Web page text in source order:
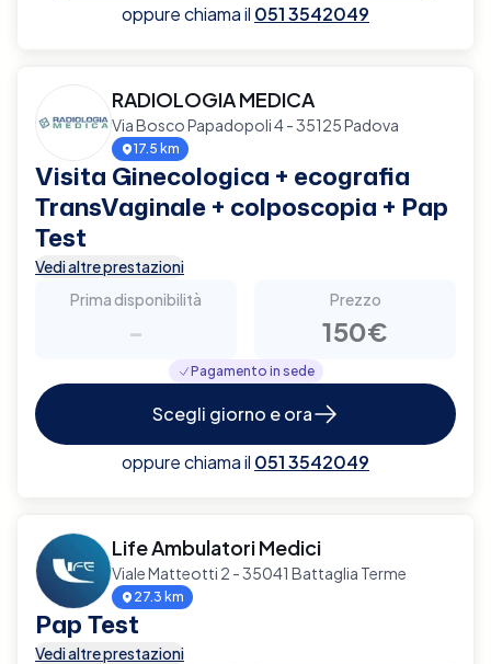
oppure chiama il 051 3542049
RADIOLOGIA MEDICA
Via Bosco Papadopoli 4 - 35125 Padova
17.5 km
Visita Ginecologica + ecografia
TransVaginale + colposcopia + Pap
Test
Vedi altre prestazioni
Prima disponibilità
-
Prezzo
150€
Pagamento in sede
Scegli giorno e ora
oppure chiama il 051 3542049
Life Ambulatori Medici
Viale Matteotti 2 - 35041 Battaglia Terme
27.3 km
Pap Test
Vedi altre prestazioni